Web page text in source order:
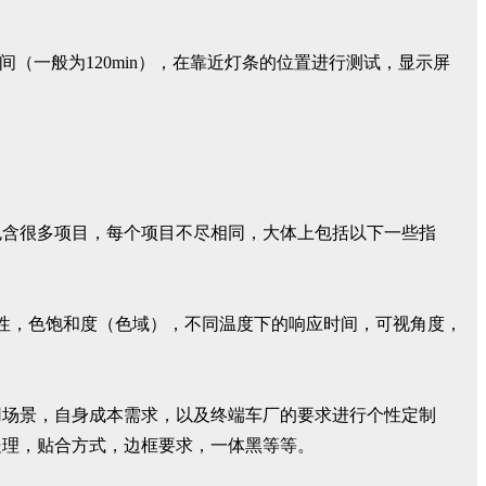
（一般为120min），在靠近灯条的位置进行测试，显示屏
很多项目，每个项目不尽相同，大体上包括以下一些指
色饱和度（色域），不同温度下的响应时间，可视角度，
景，自身成本需求，以及终端车厂的要求进行个性定制
，贴合方式，边框要求，一体黑等等。